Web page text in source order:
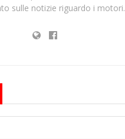
sulle notizie riguardo i motori.